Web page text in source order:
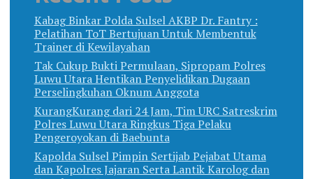
Kabag Binkar Polda Sulsel AKBP Dr. Fantry :
Pelatihan ToT Bertujuan Untuk Membentuk
Trainer di Kewilayahan
Tak Cukup Bukti Permulaan, Sipropam Polres
Luwu Utara Hentikan Penyelidikan Dugaan
Perselingkuhan Oknum Anggota
KurangKurang dari 24 Jam, Tim URC Satreskrim
Polres Luwu Utara Ringkus Tiga Pelaku
Pengeroyokan di Baebunta
Kapolda Sulsel Pimpin Sertijab Pejabat Utama
dan Kapolres Jajaran Serta Lantik Karolog dan